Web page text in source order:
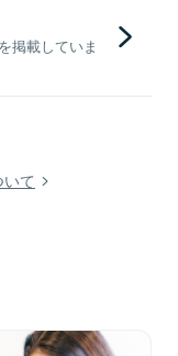
掲載していま
て